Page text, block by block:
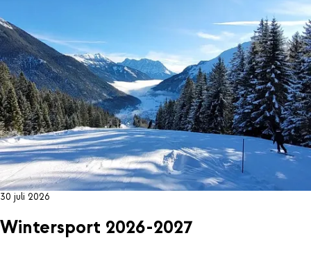
30 juli 2026
Wintersport 2026-2027